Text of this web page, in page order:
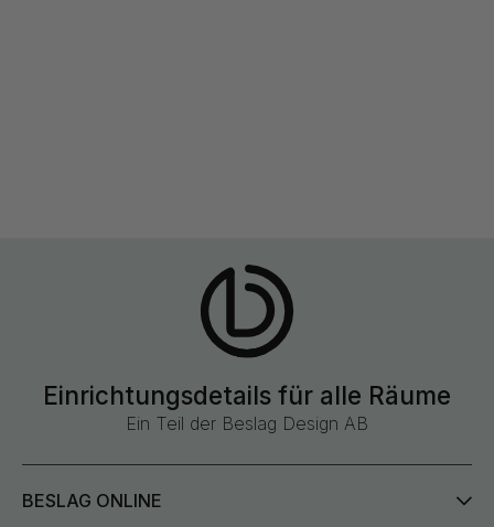
Einrichtungsdetails für alle Räume
Ein Teil der Beslag Design AB
BESLAG ONLINE